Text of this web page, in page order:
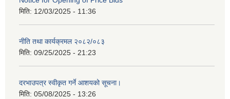
मिति: 12/03/2025 - 11:36
नीति तथा कार्यक्रमल २०८२/०८३
मिति: 09/25/2025 - 21:23
दरभाउपत्र स्वीकृत गर्ने आशयको सूचना।
मिति: 05/08/2025 - 13:26